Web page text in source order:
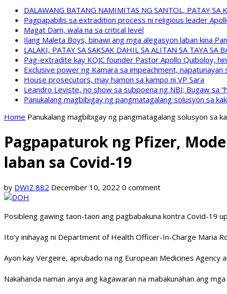
DALAWANG BATANG NAMIMITAS NG SANTOL, PATAY SA
Pagpapabilis sa extradition process ni religious leader
Magat Dam, wala na sa critical level
Ilang Maleta Boys, binawi ang mga alegasyon laban kina
LALAKI, PATAY SA SAKSAK DAHIL SA ALITAN SA TAYA SA
Pag-extradite kay KOJC founder Pastor Apollo Quiboloy,
Exclusive power ng Kamara sa impeachment, napatunayan
House prosecutors, may hamon sa kampo ni VP Sara
Leandro Leviste, no show sa subpoena ng NBI; Bugaw sa
Panukalang magbibigay ng pangmatagalang solusyon sa
Home Panukalang magbibigay ng pangmatagalang solusyon sa
Pagpapaturok ng Pfizer,
laban sa Covid-19
by DWIZ 882 December 10, 2022 0 comment
Posibleng gawing taon-taon ang pagbabakuna kontra Covid-19
Ito’y inihayag ni Department of Health Officer-In-Charge Maria
Ayon kay Vergeire, aprubado na ng European Medicines Agency
Nakahanda naman anya ang kagawaran na mabakunahan ang